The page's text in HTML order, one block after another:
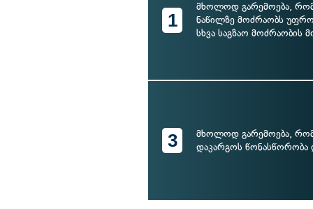
1
მხოლოდ გარემოება,
ნაწილზე მოძრაობს
სხვა საგზაო მოძრაობის
3
მხოლოდ გარემოება, რომ
დაკარგოს წონასწორობა